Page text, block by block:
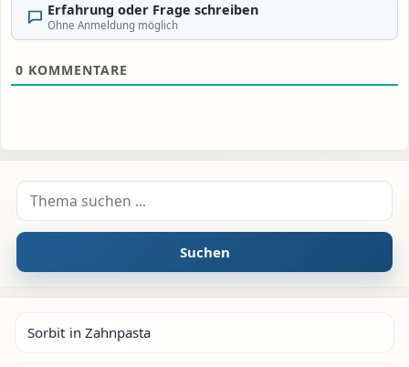
Erfahrung oder Frage schreiben
Ohne Anmeldung möglich
0 KOMMENTARE
Suche nach:
Suchen
Sorbit in Zahnpasta